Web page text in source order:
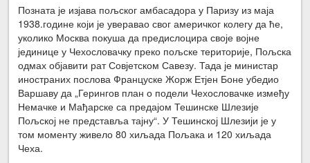
Позната је изјава пољског амбасадора у Паризу из маја
1938.године који је уверавао свог америчког колегу да ће,
уколико Москва покуша да предислоцира своје војне
јединице у Чехословачку преко пољске територије, Пољска
одмах објавити рат Совјетском Савезу. Тада је министар
иностраних послова Француске Жорж Етјен Боне убедио
Варшаву да „Герингов план о подели Чехословачке између
Немачке и Мађарске са предајом Тешинске Шлезије
Пољској не представља тајну“. У Тешинској Шлезији је у
том моменту живело 80 хиљада Пољака и 120 хиљада
Чеха.